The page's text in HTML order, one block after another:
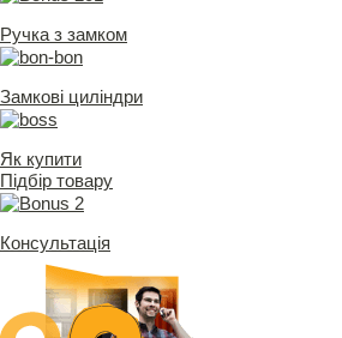
Ручка з замком
Замкові циліндри
Як купити
Підбір товару
Консультація